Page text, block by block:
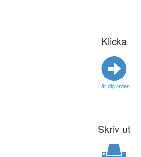
Klicka
Lär dig orden
Skriv ut